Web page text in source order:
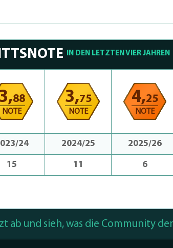
IN DEN LETZTEN VIER JAHREN
88
NOTE
3,75
NOTE
4,25
NOTE
24 2024/25 2025/26
15 11 6
ab und sieh, was die Community